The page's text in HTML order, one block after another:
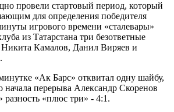
провели стартовый период, который
для определения победителя
игрового времени «сталевары»
из Татарстана три безответные
Камалов, Данил Виряев и
«Ак Барс» отквитал одну шайбу,
начала перерыва Александр Скоренов
разность «плюс три» - 4:1.